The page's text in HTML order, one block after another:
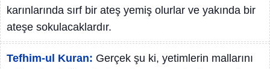
karınlarında sırf bir ateş yemiş olurlar ve yakında bir
ateşe sokulacaklardır.
Tefhim-ul Kuran: Gerçek şu ki, yetimlerin mallarını